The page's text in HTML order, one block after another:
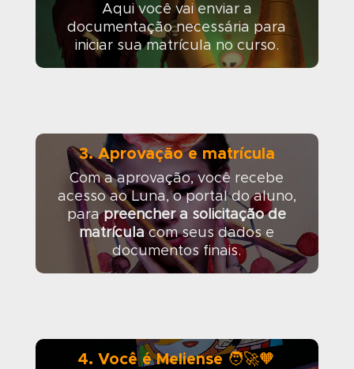
Aqui você vai enviar a
documentação necessária para
iniciar sua matrícula no curso.
3. Aprovação e matrícula
Com a aprovação, você recebe
acesso ao Luna, o portal do aluno,
parapreencher a solicitação de
matrícula com seus dados e
documentos finais.
4. Você é Meliense 🧑‍🚀🧡